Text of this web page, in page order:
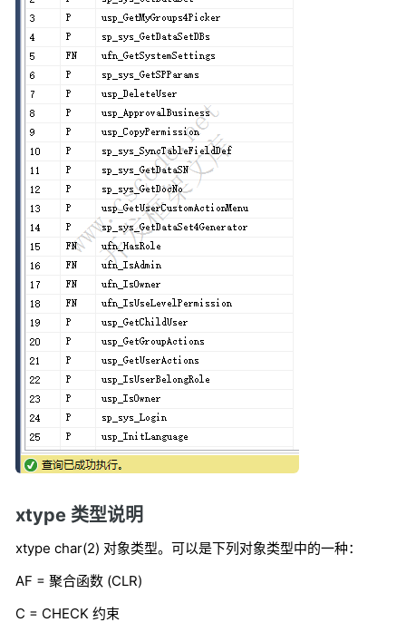
xtype 类型说明
xtype char(2) 对象类型。可以是下列对象类型中的一种：
AF = 聚合函数 (CLR)
C = CHECK 约束